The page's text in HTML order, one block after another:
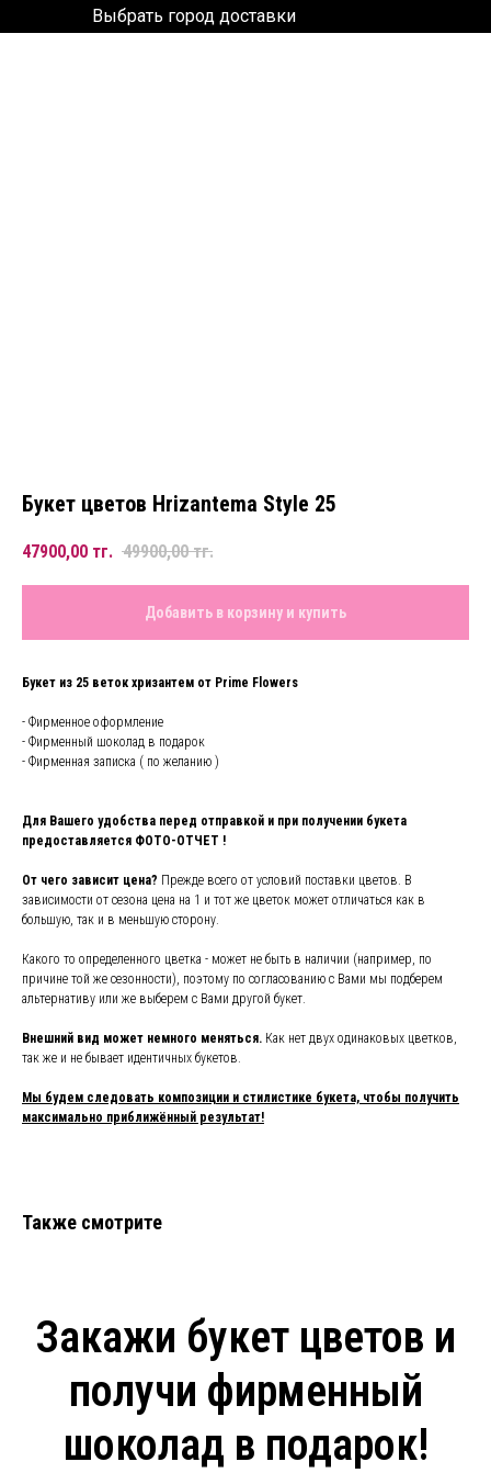
Выбрать город доставки
Букет цветов Hrizantema Style 25
47900,00 тг. 49900,00 тг.
Добавить в корзину и купить
Букет из 25 веток хризантем от Prime Flowers
- Фирменное оформление
- Фирменный шоколад в подарок
- Фирменная записка ( по желанию )
Для Вашего удобства перед отправкой и при получении букета
предоставляется ФОТО-ОТЧЕТ !
От чего зависит цена? Прежде всего от условий поставки цветов. В
зависимости от сезона цена на 1 и тот же цветок может отличаться как в
большую, так и в меньшую сторону.
Какого то определенного цветка - может не быть в наличии (например, по
причине той же сезонности), поэтому по согласованию с Вами мы подберем
альтернативу или же выберем с Вами другой букет.
Внешний вид может немного меняться. Как нет двух одинаковых цветков,
так же и не бывает идентичных букетов.
Мы будем следовать композиции и стилистике букета, чтобы получить
максимально приближённый результат!
Также смотрите
Закажи букет цветов и
получи фирменный
шоколад в подарок!